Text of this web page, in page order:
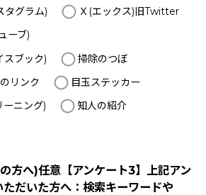
グラム)
Ｘ(エックス)旧Twitter
ーブ)
ブック)
掃除のつぼ
リンク
目玉ステッカー
ーニング)
知人の紹介
方へ)任意【アンケート3】上記アン
だいた方へ：検索キーワードや